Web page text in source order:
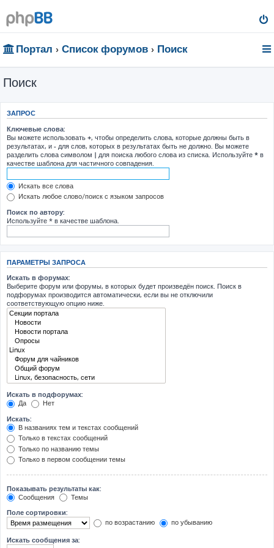
Портал Список форумов Поиск
Поиск
ЗАПРОС
Ключевые слова:
Вы можете использовать +, чтобы определить слова, которые должны быть в
результатах, и - для слов, которых в результатах быть не должно. Вы можете
разделить слова символом | для поиска любого слова из списка. Используйте * в
качестве шаблона для частичного совпадения.
Искать все слова
Искать любое слово/поиск с языком запросов
Поиск по автору:
Используйте * в качестве шаблона.
ПАРАМЕТРЫ ЗАПРОСА
Искать в форумах:
Выберите форум или форумы, в которых будет произведён поиск. Поиск в
подфорумах производится автоматически, если вы не отключили
соответствующую опцию ниже.
Искать в подфорумах:
Да
Нет
Искать:
В названиях тем и текстах сообщений
Только в текстах сообщений
Только по названию темы
Только в первом сообщении темы
Показывать результаты как:
Сообщения
Темы
Поле сортировки:
по возрастанию
по убыванию
Искать сообщения за: